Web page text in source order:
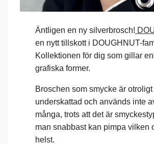
Äntligen en ny silverbrosch!
en nytt tillskott i DOUGHNUT-
Kollektionen för dig som gillar
grafiska former.
Broschen som smycke är otroligt
underskattad och används inte
många, trots att det är
man snabbast kan pimpa vilken
helst.